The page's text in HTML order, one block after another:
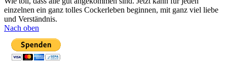
einzelnen ein ganz tolles Cockerleben beginnen, mit ganz viel liebe
und Verständnis.
Nach oben